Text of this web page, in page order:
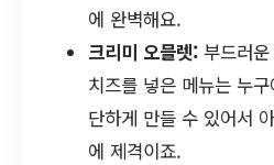
에 완벽해요.
크리미 오믈렛: 부드러
치즈를 넣은 메뉴는 누
단하게 만들 수 있어서
에 제격이죠.